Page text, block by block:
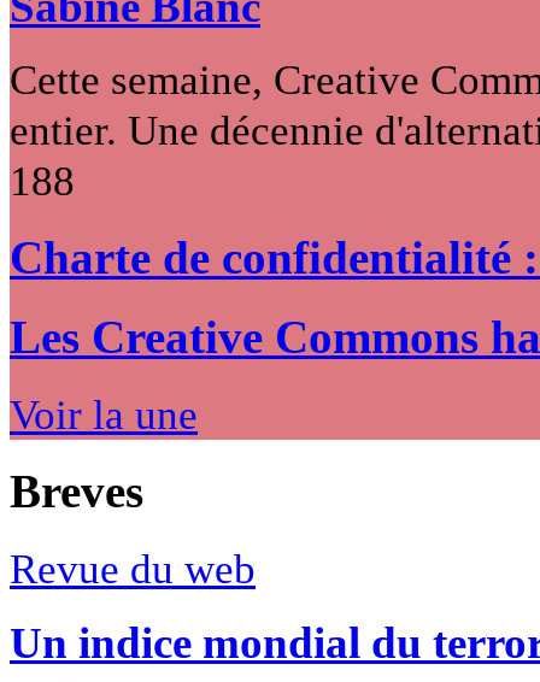
Cette semaine, Creative
entier. Une décennie
188
Charte de confidentialité
Les Creative Commons
Voir la une
Breves
Revue du web
Un indice mondial du